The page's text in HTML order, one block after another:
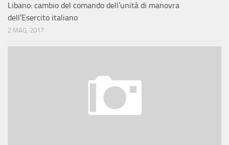
Libano: cambio del comando dell’unità di manovra
dell’Esercito italiano
2 MAG, 2017